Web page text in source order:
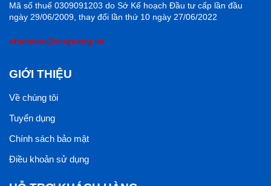
Mã số thuế 0309091203 do Sở Kế hoạch Đầu tư cấp lần đầu
ngày 29/06/2009, thay đổi lần thứ 10 ngày 27/06/2022
chamsoc@ongvang.vn
GIỚI THIỆU
Về chúng tôi
Tuyển dụng
Chính sách bảo mật
Điều khoản sử dụng